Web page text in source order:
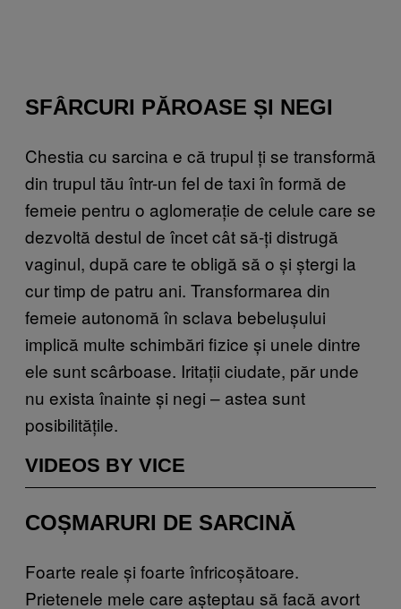
SFÂRCURI PĂROASE ȘI NEGI
Chestia cu sarcina e că trupul ți se transformă
din trupul tău într-un fel de taxi în formă de
femeie pentru o aglomerație de celule care se
dezvoltă destul de încet cât să-ți distrugă
vaginul, după care te obligă să o și ștergi la
cur timp de patru ani. Transformarea din
femeie autonomă în sclava bebelușului
implică multe schimbări fizice și unele dintre
ele sunt scârboase. Iritații ciudate, păr unde
nu exista înainte și negi – astea sunt
posibilitățile.
VIDEOS BY VICE
COȘMARURI DE SARCINĂ
Foarte reale și foarte înfricoșătoare.
Prietenele mele care așteptau să facă avort